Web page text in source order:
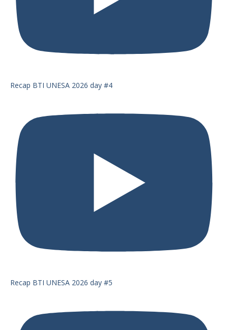
Recap BTI UNESA 2026 day #4
Recap BTI UNESA 2026 day #5